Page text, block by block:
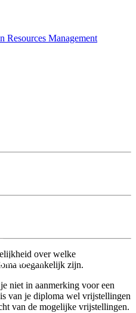
Resources Management
over welke
toegankelijk zijn.
niet in aanmerking voor een
van je diploma wel vrijstellingen
van de mogelijke vrijstellingen.